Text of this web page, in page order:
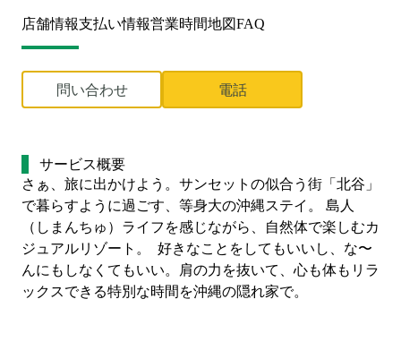
店舗情報支払い情報営業時間地図FAQ
問い合わせ 電話
サービス概要
さぁ、旅に出かけよう。サンセットの似合う街「北谷」
で暮らすように過ごす、等身大の沖縄ステイ。 島人
（しまんちゅ）ライフを感じながら、自然体で楽しむカ
ジュアルリゾート。  好きなことをしてもいいし、な〜
んにもしなくてもいい。肩の力を抜いて、心も体もリラ
ックスできる特別な時間を沖縄の隠れ家で。